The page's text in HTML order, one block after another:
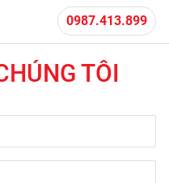
0987.413.899
TÔI